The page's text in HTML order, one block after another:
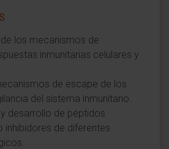
los mecanismos de
inmunitarias celulares y
de escape de los
del sistema inmunitario.
desarrollo de péptidos
de diferentes